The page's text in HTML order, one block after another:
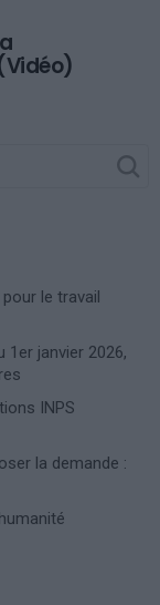
le travail
1er janvier 2026,
INPS
la demande :